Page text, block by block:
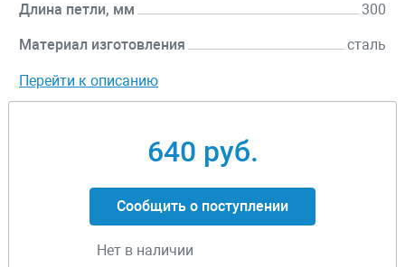
Длина петли, мм 300
Материал изготовления сталь
Перейти к описанию
640 руб.
Сообщить о поступлении
Нет в наличии